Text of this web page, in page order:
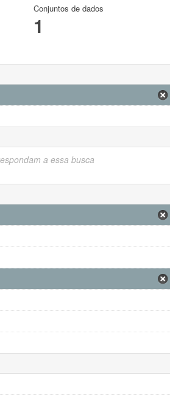
Conjuntos de dados
1
a essa busca